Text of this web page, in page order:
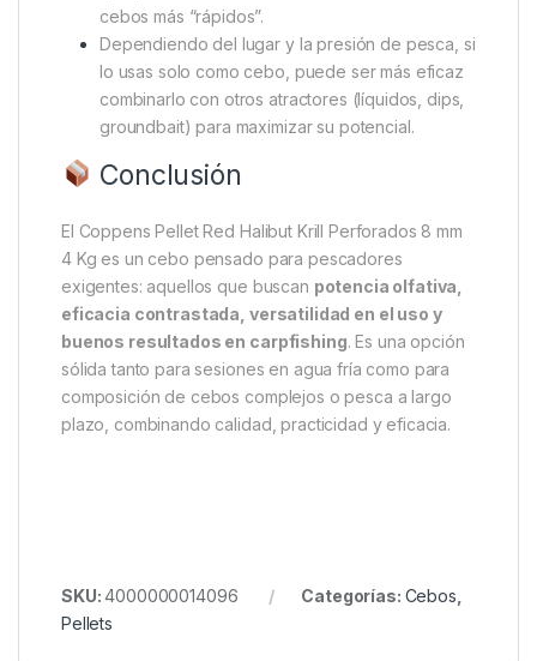
cebos más “rápidos”.
Dependiendo del lugar y la presión de pesca, si
lo usas solo como cebo, puede ser más eficaz
combinarlo con otros atractores (líquidos, dips,
groundbait) para maximizar su potencial.
Conclusión
El Coppens Pellet Red Halibut Krill Perforados 8 mm
4 Kg es un cebo pensado para pescadores
exigentes: aquellos que buscan potencia olfativa,
eficacia contrastada, versatilidad en el uso y
buenos resultados en carpfishing. Es una opción
sólida tanto para sesiones en agua fría como para
composición de cebos complejos o pesca a largo
plazo, combinando calidad, practicidad y eficacia.
SKU:4000000014096 Categorías: Cebos
Pellets